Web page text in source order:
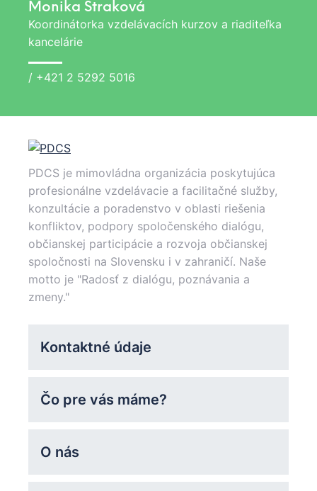
Monika Straková
Koordinátorka vzdelávacích kurzov a riaditeľka
kancelárie
/ +421 2 5292 5016
PDCS je mimovládna organizácia poskytujúca
profesionálne vzdelávacie a facilitačné služby,
konzultácie a poradenstvo v oblasti riešenia
konfliktov, podpory spoločenského dialógu,
občianskej participácie a rozvoja občianskej
spoločnosti na Slovensku i v zahraničí. Naše
motto je "Radosť z dialógu, poznávania a
zmeny."
Kontaktné údaje
Čo pre vás máme?
O nás